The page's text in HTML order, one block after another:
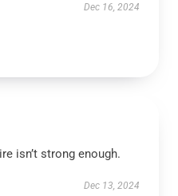
Dec 16, 2024
isn’t strong enough.
Dec 13, 2024